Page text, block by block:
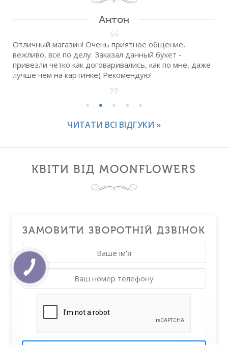
Антон
Отличный магазин! Очень приятное общение,
вежливо, все по делу. Заказал данный букет -
привезли четко как договаривались, как по мне, даже
лучше чем на картинке) Рекомендую!
ЧИТАТИ ВСІ ВІДГУКИ »
КВІТИ ВІД MOONFLOWERS
ЗАМОВИТИ ЗВОРОТНІЙ ДЗВІНОК